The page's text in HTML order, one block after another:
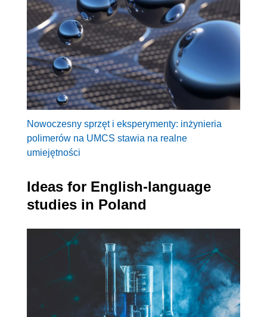
Nowoczesny sprzęt i eksperymenty: inżynieria
polimerów na UMCS stawia na realne
umiejętności
Ideas for English-language
studies in Poland